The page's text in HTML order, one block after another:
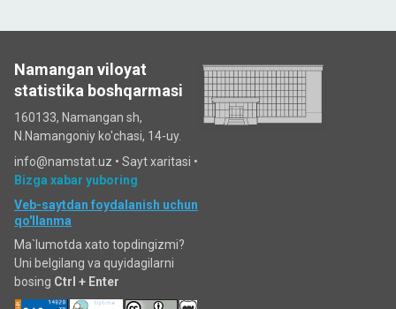
Namangan viloyat
statistika boshqarmasi
160133, Namangan sh,
N.Namangoniy ko'chasi, 14-uy.
info@namstat.uz • Sayt xaritasi •
Bizga xabar yuboring
Veb-saytdan foydalanish uchun
qo'llanma
Ma`lumotda xato topdingizmi?
Uni belgilang va quyidagilarni
bosing Ctrl + Enter